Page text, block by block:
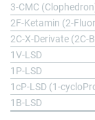
3-CMC
2F-Ketamin (2-
2C-X-Derivate (2C-
1V-LSD
1P-LSD
1cP-LSD (1-
1B-LSD